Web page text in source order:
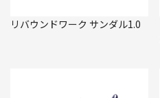
リバウンドワーク サンダル1.0